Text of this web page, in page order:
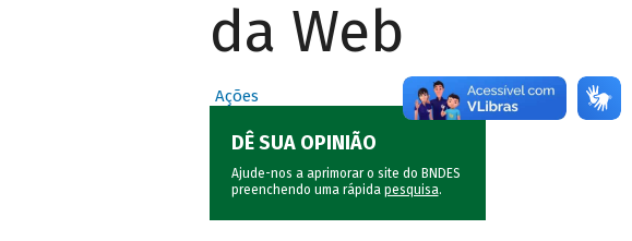
da Web
Ações
DÊ SUA OPINIÃO
Ajude-nos a aprimorar o site do BNDES
preenchendo uma rápida pesquisa.